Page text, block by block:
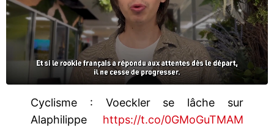
Cyclisme : Voeckler se lâche sur
Alaphilippe https://t.co/0GMoGuTMAM